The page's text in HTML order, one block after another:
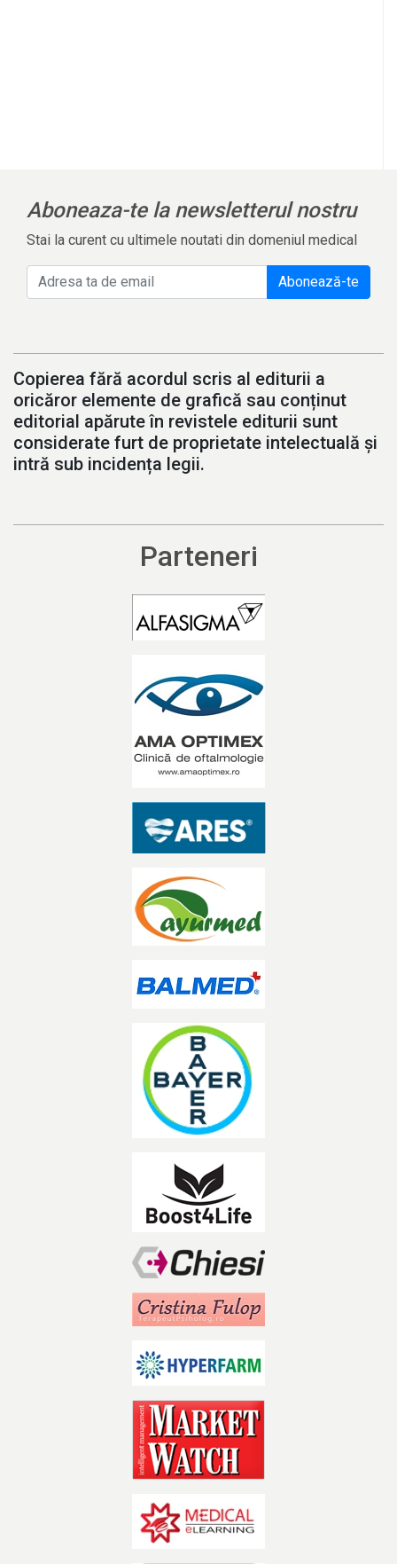
Aboneaza-te la newsletterul nostru
Stai la curent cu ultimele noutati din domeniul medical
Abonează-te
Copierea fără acordul scris al editurii a
oricăror elemente de grafică sau conținut
editorial apărute în revistele editurii sunt
considerate furt de proprietate intelectuală și
intră sub incidența legii.
Parteneri